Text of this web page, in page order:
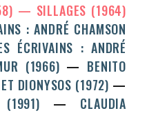
SILLAGES (1964)
: ANDRÉ CHAMSON
ÉCRIVAINS : ANDRÉ
(1966)
BENITO
DIONYSOS (1972)
(1991)
CLAUDIA